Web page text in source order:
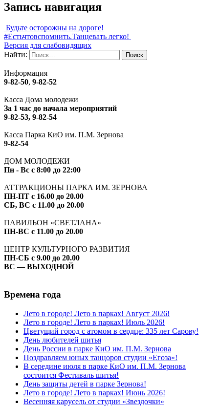
Запись навигация
Будьте осторожны на дороге!
#Естьчтовспомнить.Танцевать легко!
Версия для слабовидящих
Найти:
Информация
9-82-50, 9-82-52
Касса Дома молодежи
За 1 час до начала мероприятий
9-82-53, 9-82-54
Касса Парка КиО им. П.М. Зернова
9-82-54
ДОМ МОЛОДЕЖИ
Пн - Вс с 8:00 до 22:00
АТТРАКЦИОНЫ ПАРКА ИМ. ЗЕРНОВА
ПН-ПТ с 16.00 до 20.00
СБ, ВС с 11.00 до 20.00
ПАВИЛЬОН «СВЕТЛАНА»
ПН-ВС с 11.00 до 20.00
ЦЕНТР КУЛЬТУРНОГО РАЗВИТИЯ
ПН-СБ с 9.00 до 20.00
ВС — ВЫХОДНОЙ
Времена года
Лето в городе! Лето в парках! Август 2026!
Лето в городе! Лето в парках! Июль 2026!
Цветущий город с атомом в сердце: 335 лет Сарову!
День любителей шитья
День России в парке КиО им. П.М. Зернова
Поздравляем юных танцоров студии «Егоза»!
В середине июля в парке КиО им. П.М. Зернова
состоится Фестиваль шитья!
День защиты детей в парке Зернова!
Лето в городе! Лето в парках! Июнь 2026!
Весенняя карусель от студии «Звездочки»